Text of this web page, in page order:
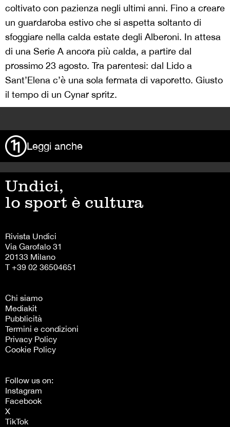
coltivato con pazienza negli ultimi anni. Fino a creare
un guardaroba estivo che si aspetta soltanto di
sfoggiare nella calda estate degli Alberoni. In attesa
di una Serie A ancora più calda, a partire dal
prossimo 23 agosto. Tra parentesi: dal Lido a
Sant’Elena c’è una sola fermata di vaporetto. Giusto
il tempo di un Cynar spritz.
Leggi anche
Undici,
lo sport è cultura
Rivista Undici
Via Garofalo 31
20133 Milano
T +39 02 36504651
Chi siamo
Mediakit
Pubblicità
Termini e condizioni
Privacy Policy
Cookie Policy
Follow us on:
Instagram
Facebook
X
TikTok